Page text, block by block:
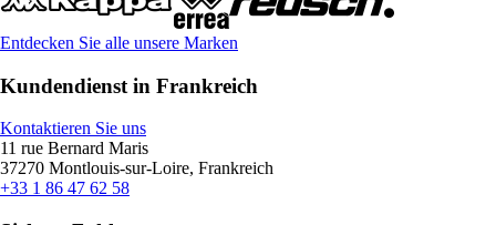
Entdecken Sie alle unsere Marken
Kundendienst in Frankreich
Kontaktieren Sie uns
11 rue Bernard Maris
37270 Montlouis-sur-Loire, Frankreich
+33 1 86 47 62 58